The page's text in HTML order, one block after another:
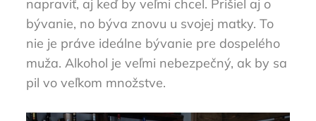
napraviť, aj keď by veľmi chcel. Prišiel aj o
bývanie, no býva znovu u svojej matky. To
nie je práve ideálne bývanie pre dospelého
muža. Alkohol je veľmi nebezpečný, ak by sa
pil vo veľkom množstve.